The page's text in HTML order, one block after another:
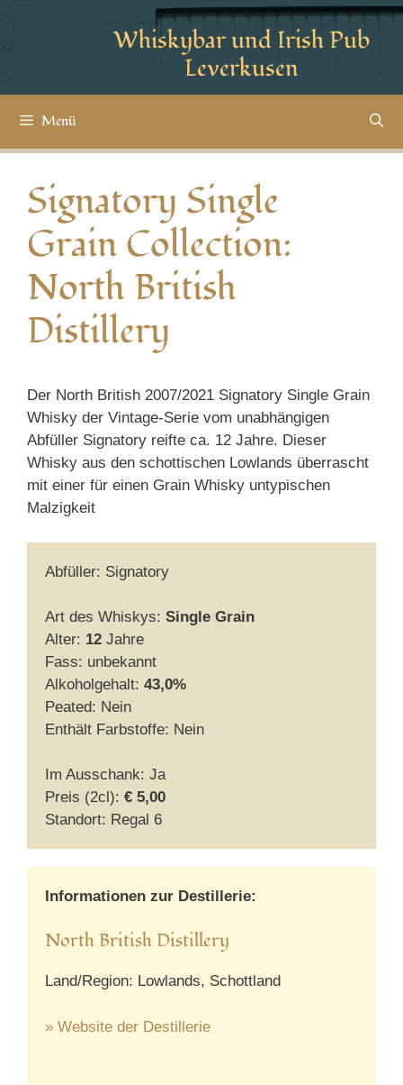
Whiskybar und Irish Pub
Leverkusen
Menü
Signatory Single
Grain Collection:
North British
Distillery
Der North British 2007/2021 Signatory Single Grain
Whisky der Vintage-Serie vom unabhängigen
Abfüller Signatory reifte ca. 12 Jahre. Dieser
Whisky aus den schottischen Lowlands überrascht
mit einer für einen Grain Whisky untypischen
Malzigkeit
Abfüller: Signatory
Art des Whiskys: Single Grain
Alter: 12 Jahre
Fass: unbekannt
Alkoholgehalt: 43,0%
Peated: Nein
Enthält Farbstoffe: Nein
Im Ausschank: Ja
Preis (2cl): € 5,00
Standort: Regal 6
Informationen zur Destillerie:
North British Distillery
Land/Region: Lowlands, Schottland
» Website der Destillerie